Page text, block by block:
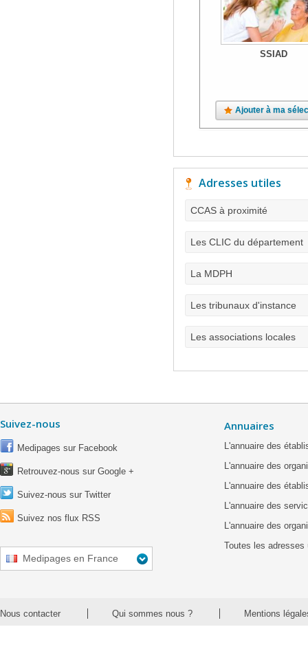
SSIAD
Ajouter à ma
Adresses utiles
CCAS à proximité
Les CLIC du département
La MDPH
Les tribunaux d'instance
Les associations locales
Suivez-nous
Medipages sur Facebook
Retrouvez-nous sur Google +
Suivez-nous sur Twitter
Suivez nos flux RSS
Medipages en France
Annuaires
L'annuaire des
L'annuaire des
L'annuaire des
L'annuaire des
L'annuaire des
Toutes les adresses
Nous contacter Qui sommes nous ? Mentions